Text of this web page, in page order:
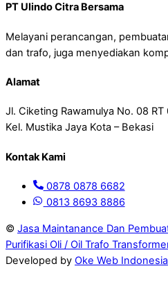
PT Ulindo Citra Bersama
Melayani perancangan,
dan trafo, juga menyediakan
Alamat
Jl. Ciketing Rawamulya No. 08 RT
Kel. Mustika Jaya Kota – Bekasi
Kontak Kami
0878 0878 6682
0813 8693 8886
© Jasa Maintanance Dan
Purifikasi Oli / Oil Trafo
Developed by Oke Web Indonesia